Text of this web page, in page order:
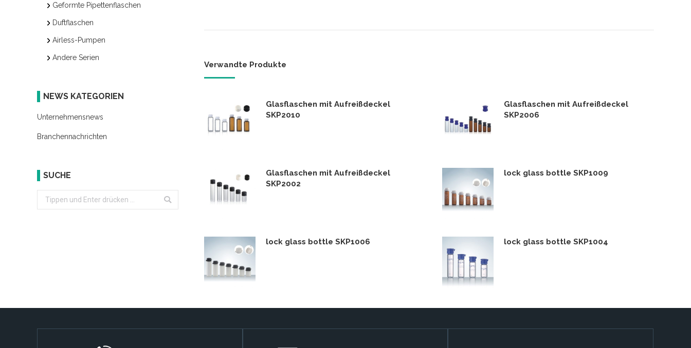
Verwandte Produkte
Glasflaschen mit Aufreißdeckel
SKP2010
Glasflaschen mit Aufreißdeckel
SKP2006
Glasflaschen mit Aufreißdeckel
SKP2002
lock glass bottle SKP1009
lock glass bottle SKP1006 lock glass bottle SKP1004
Geformte Pipettenflaschen
Duftflaschen
Airless-Pumpen
Andere Serien
NEWS KATEGORIEN
Unternehmensnews
Branchennachrichten
SUCHE
Search: